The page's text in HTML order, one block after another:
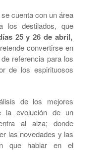
cuenta con un área
los destilados, que
25 y 26 de abril,
convertirse en
referencia para los
de los espirituosos
de los mejores
la evolución de un
al alza; donde
las novedades y las
que hablar en el